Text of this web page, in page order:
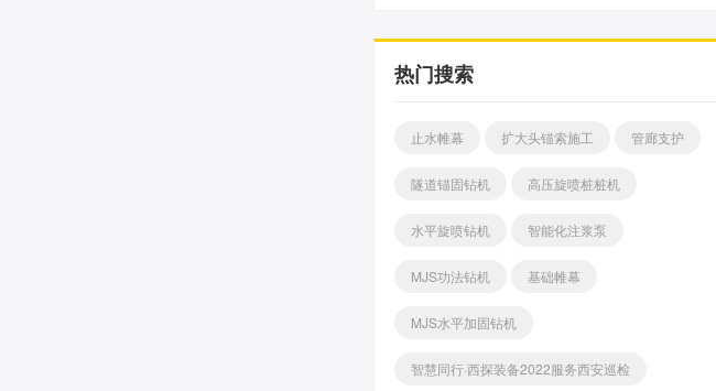
热门搜索
止水帷幕 扩大头锚索施工 管廊支护
隧道锚固钻机 高压旋喷桩桩机
水平旋喷钻机 智能化注浆泵
MJS功法钻机 基础帷幕
MJS水平加固钻机
智慧同行·西探装备2022服务西安巡检